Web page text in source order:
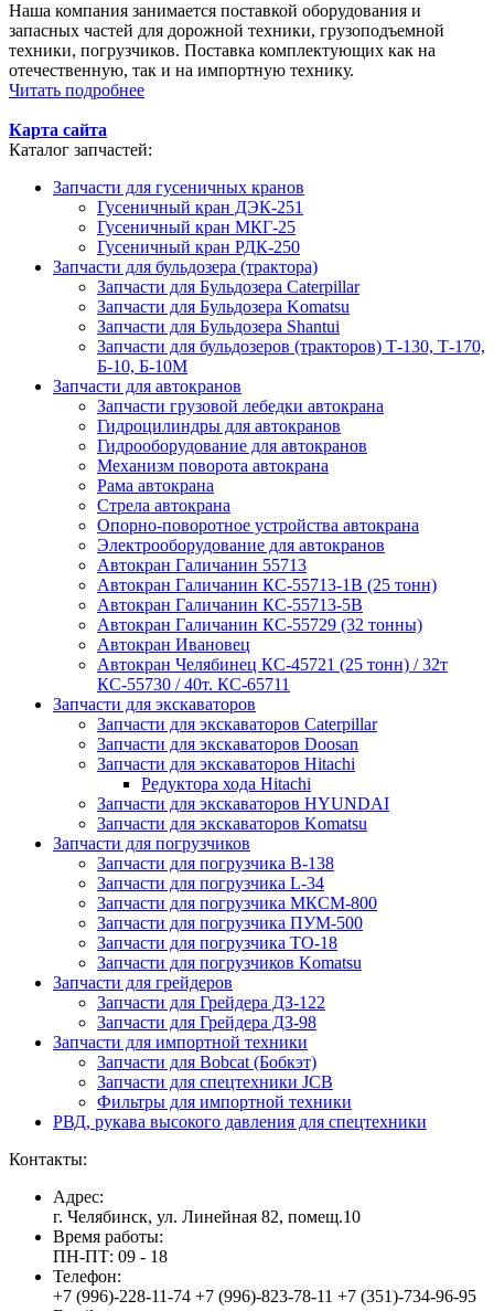
Наша компания занимается поставкой оборудования и
запасных частей для дорожной техники, грузоподъемной
техники, погрузчиков. Поставка комплектующих как на
отечественную, так и на импортную технику.
Читать подробнее
Карта сайта
Каталог запчастей:
Запчасти для гусеничных кранов
Гусеничный кран ДЭК-251
Гусеничный кран МКГ-25
Гусеничный кран РДК-250
Запчасти для бульдозера (трактора)
Запчасти для Бульдозера Caterpillar
Запчасти для Бульдозера Komatsu
Запчасти для Бульдозера Shantui
Запчасти для бульдозеров (тракторов) Т-130, Т-170,
Б-10, Б-10М
Запчасти для автокранов
Запчасти грузовой лебедки автокрана
Гидроцилиндры для автокранов
Гидрооборудование для автокранов
Механизм поворота автокрана
Рама автокрана
Стрела автокрана
Опорно-поворотное устройства автокрана
Электрооборудование для автокранов
Автокран Галичанин 55713
Автокран Галичанин КС-55713-1В (25 тонн)
Автокран Галичанин КС-55713-5В
Автокран Галичанин КС-55729 (32 тонны)
Автокран Ивановец
Автокран Челябинец КС-45721 (25 тонн) / 32т
КС-55730 / 40т. КС-65711
Запчасти для экскаваторов
Запчасти для экскаваторов Caterpillar
Запчасти для экскаваторов Doosan
Запчасти для экскаваторов Hitachi
Редуктора хода Hitachi
Запчасти для экскаваторов HYUNDAI
Запчасти для экскаваторов Komatsu
Запчасти для погрузчиков
Запчасти для погрузчика B-138
Запчасти для погрузчика L-34
Запчасти для погрузчика МКСМ-800
Запчасти для погрузчика ПУМ-500
Запчасти для погрузчика ТО-18
Запчасти для погрузчиков Komatsu
Запчасти для грейдеров
Запчасти для Грейдера ДЗ-122
Запчасти для Грейдера ДЗ-98
Запчасти для импортной техники
Запчасти для Bobcat (Бобкэт)
Запчасти для спецтехники JCB
Фильтры для импортной техники
РВД, рукава высокого давления для спецтехники
Контакты:
Адрес:
г. Челябинск, ул. Линейная 82, помещ.10
Время работы:
ПН-ПТ: 09 - 18
Телефон:
+7 (996)-228-11-74 +7 (996)-823-78-11 +7 (351)-734-96-95